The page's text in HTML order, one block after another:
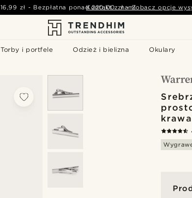
Torby i portfele Odzież i bielizna Okulary
16,99 zł - Bezpłatna ponad 220,00 zł - Zobacz opcje
Kontakt z nami